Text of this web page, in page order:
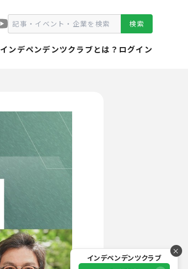
検索
インデペンデンツクラブとは？ ログイン
×
インデペンデンツクラブ